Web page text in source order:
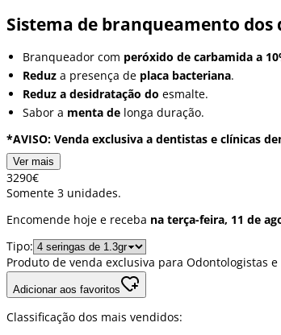
Sistema de branqueamento dos
Branqueador com peróxido de carbamida a
Reduz a presença de placa bacteriana.
Reduz a desidratação do esmalte.
Sabor a menta de longa duração.
*AVISO: Venda exclusiva a dentistas e clínicas
Ver mais
3290€
Somente 3 unidades.
Encomende hoje e receba na terça-feira, 11 de
Tipo:
Produto de venda exclusiva para Odontologistas
Adicionar aos favoritos
Classificação dos mais vendidos: